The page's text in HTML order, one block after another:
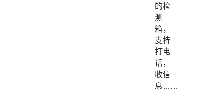
的检
测
箱，
支持
打电
话，
收信
息……